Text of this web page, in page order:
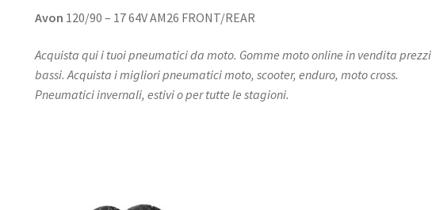
Avon 120/90 – 17 64V AM26 FRONT/REAR
Acquista qui i tuoi pneumatici da moto. Gomme moto online in vendita prezzi
bassi. Acquista i migliori pneumatici moto, scooter, enduro, moto cross.
Pneumatici invernali, estivi o per tutte le stagioni.